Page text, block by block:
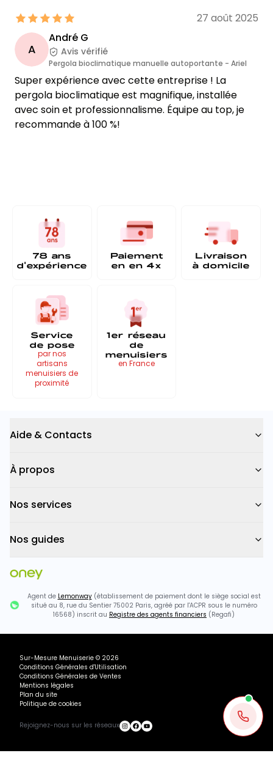
27 août 2025
A
André G
Avis vérifié
Pergola bioclimatique manuelle autoportante - Ariel
Super expérience avec cette entreprise ! La
pergola bioclimatique est magnifique, installée
avec soin et professionnalisme. Équipe au top, je
recommande à 100 %!
78 ans
d'expérience
Paiement
en en 4x
Livraison
à domicile
Service
de pose
par nos
artisans
menuisiers de
proximité
1er réseau
de
menuisiers
en France
Aide & Contacts
À propos
Nos services
Nos guides
Agent de Lemonway(établissement de paiement dont le siège social est
situé au 8, rue du Sentier 75002 Paris, agréé par l'ACPR sous le numéro
16568) inscrit au Registre des agents financiers (Regafi)
Sur-Mesure Menuiserie © 2026
Conditions Générales d'Utilisation
Conditions Générales de Ventes
Mentions légales
Plan du site
Politique de cookies
Rejoignez-nous sur les réseaux